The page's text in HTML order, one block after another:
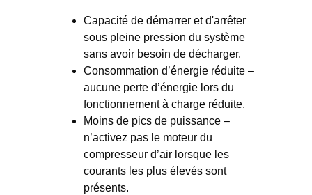
Capacité de démarrer et d'arrêter
sous pleine pression du système
sans avoir besoin de décharger.
Consommation d’énergie réduite –
aucune perte d’énergie lors du
fonctionnement à charge réduite.
Moins de pics de puissance –
n’activez pas le moteur du
compresseur d’air lorsque les
courants les plus élevés sont
présents.